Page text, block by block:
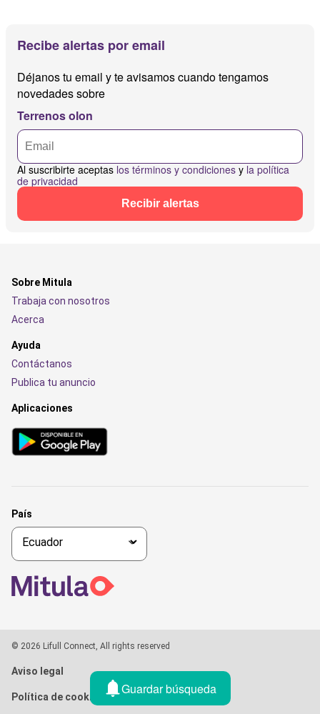
Recibe alertas por email
Déjanos tu email y te avisamos cuando tengamos
novedades sobre
Terrenos olon
Al suscribirte aceptas los términos y condiciones y la política
de privacidad
Recibir alertas
Guardar búsqueda
Sobre Mitula
Trabaja con nosotros
Acerca
Ayuda
Contáctanos
Publica tu anuncio
Aplicaciones
País
© 2026 Lifull Connect, All rights reserved
Aviso legal
Política de cookies